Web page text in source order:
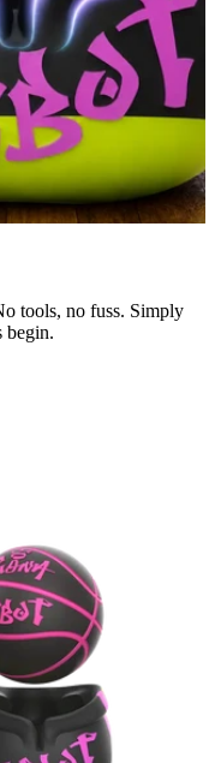
tools, no fuss. Simply
begin.